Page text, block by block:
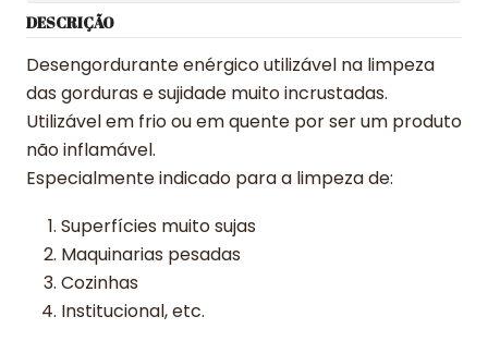
DESCRIÇÃO
Desengordurante enérgico utilizável na limpeza
das gorduras e sujidade muito incrustadas.
Utilizável em frio ou em quente por ser um produto
não inflamável.
Especialmente indicado para a limpeza de:
Superfícies muito sujas
Maquinarias pesadas
Cozinhas
Institucional, etc.